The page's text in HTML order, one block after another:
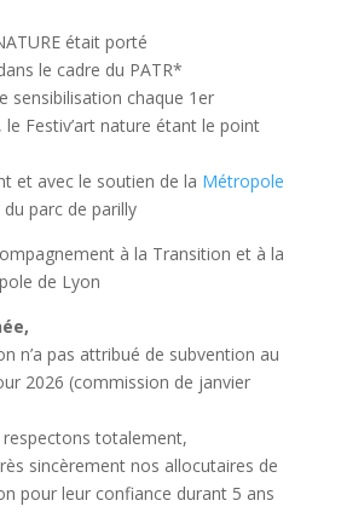
était porté
le cadre du PATR*
sensibilisation chaque 1er
Festiv’art nature étant le point
et avec le soutien de la Métropole
du parc de parilly
à la Transition et à la
de Lyon
n’a pas attribué de subvention au
2026 (commission de janvier
totalement,
sincèrement nos allocutaires de
pour leur confiance durant 5 ans